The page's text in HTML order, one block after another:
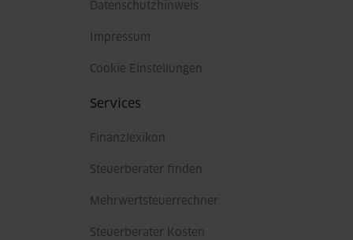
Datenschutzhinweis
Impressum
Cookie Einstellungen
Services
Finanzlexikon
Steuerberater finden
Mehrwertsteuerrechner
Steuerberater Kosten